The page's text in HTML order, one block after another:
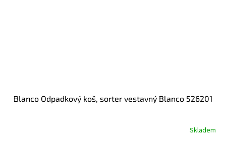
Blanco Odpadkový koš, sorter vestavný Blanco 526201
Skladem